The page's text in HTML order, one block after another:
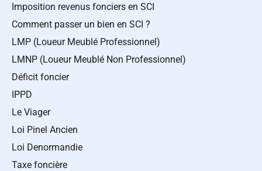
Imposition revenus fonciers en SCI
Comment passer un bien en SCI ?
LMP (Loueur Meublé Professionnel)
LMNP (Loueur Meublé Non Professionnel)
Déficit foncier
IPPD
Le Viager
Loi Pinel Ancien
Loi Denormandie
Taxe foncière